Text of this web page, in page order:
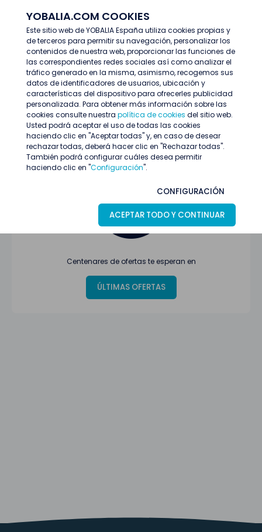
YOBALIA.COM COOKIES
Este sitio web de YOBALIA España utiliza cookies propias y
de terceros para permitir su navegación, personalizar los
contenidos de nuestra web, proporcionar las funciones de
las correspondientes redes sociales así como analizar el
tráfico generado en la misma, asimismo, recogemos sus
datos de identificadores de usuarios, ubicación y
características del dispositivo para ofrecerles publicidad
personalizada. Para obtener más información sobre las
cookies consulte nuestra política de cookies del sitio web.
Usted podrá aceptar el uso de todas las cookies
haciendo clic en "Aceptar todas" y, en caso de desear
rechazar todas, deberá hacer clic en "Rechazar todas".
También podrá configurar cuáles desea permitir
haciendo clic en "Configuración".
CONFIGURACIÓN
ACEPTAR TODO Y CONTINUAR
Últimas ofertas
Oferta no encontrada o ha finalizado su
proceso de selección
Centenares de ofertas te esperan en
ÚLTIMAS OFERTAS